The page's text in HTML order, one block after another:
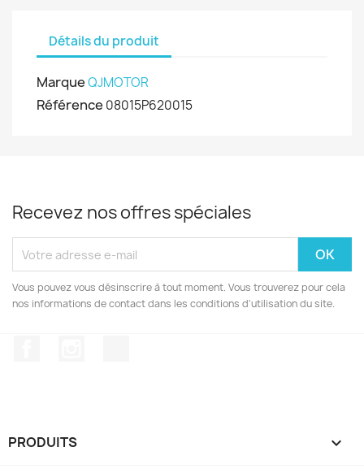
Détails du produit
MarqueQJMOTOR
Référence 08015P620015
Recevez nos offres spéciales
Vous pouvez vous désinscrire à tout moment. Vous trouverez pour cela
nos informations de contact dans les conditions d'utilisation du site.
PRODUITS 